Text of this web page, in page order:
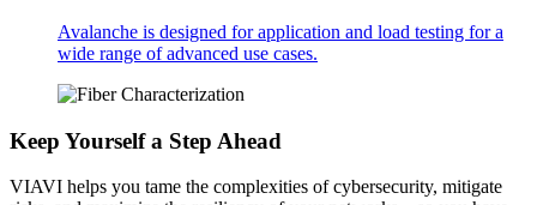
Avalanche is designed for application and load testing for a
wide range of advanced use cases.
Keep Yourself a Step Ahead
VIAVI helps you tame the complexities of cybersecurity, mitigate